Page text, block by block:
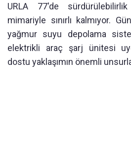
URLA 77'de sürdürülebilirlik
mimariyle sınırlı kalmıyor.
yağmur suyu depolama
elektrikli araç şarj ünitesi
dostu yaklaşımın önemli